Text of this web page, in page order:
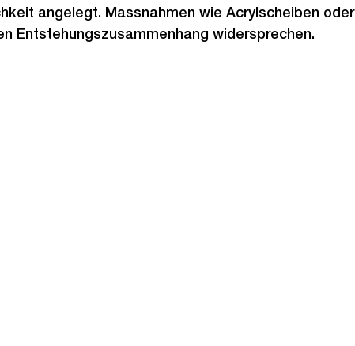
angelegt. Massnahmen wie Acrylscheiben oder
Entstehungszusammenhang widersprechen.